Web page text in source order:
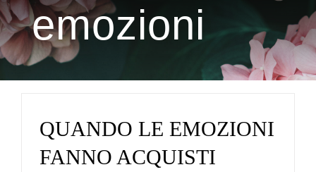
emozioni
QUANDO LE EMOZIONI
FANNO ACQUISTI